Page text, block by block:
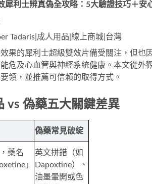
犀利士辨真偽全攻略：5大驗證技巧＋安
Tadaris|成人用品|線上商城|台灣
果的犀利士超級雙效片備受關注，但也
危及心血管與神經系統健康。本文從外
領，並推薦可信賴的取得方式。
vs 偽藥五大關鍵差異
偽藥常見破綻
藥名
」
英文拼錯（如
Dapoxtine）、
油墨暈開或色